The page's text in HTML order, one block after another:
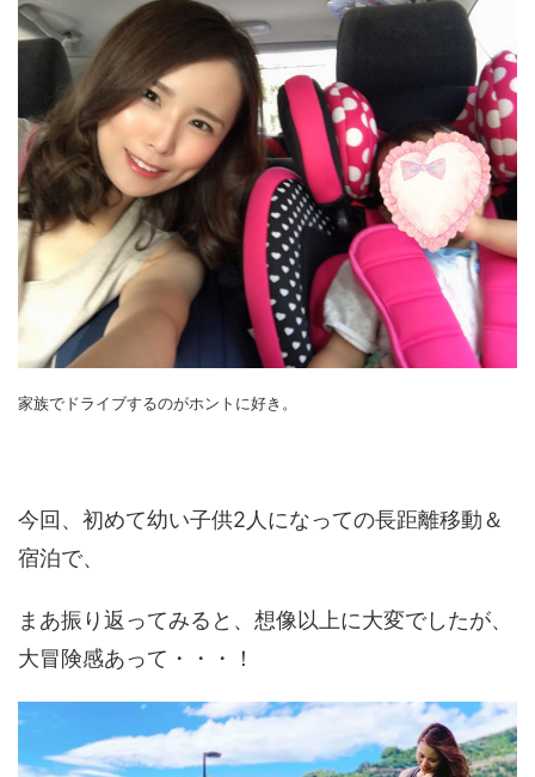
家族でドライブするのがホントに好き。
今回、初めて幼い子供2人になっての長距離移動＆
宿泊で、
まあ振り返ってみると、想像以上に大変でしたが、
大冒険感あって・・・！